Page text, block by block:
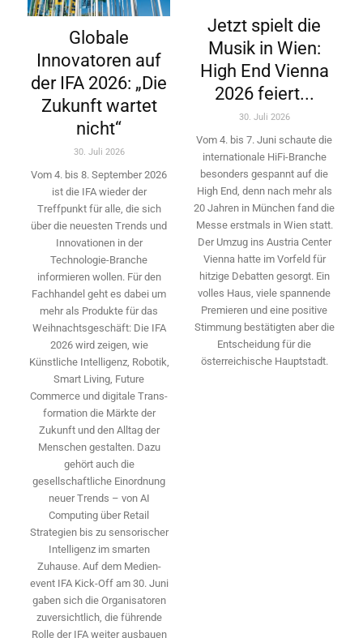
Globale
Innovatoren auf
der IFA 2026: „Die
Zukunft wartet
nicht“
30. Juli 2026
Vom 4. bis 8. September 2026
ist die IFA wieder der
Treffpunkt für alle, die sich
über die neuesten Trends und
Innovationen in der
Technologie-­Branche
informieren wollen. Für den
Fachhandel geht es dabei um
mehr als Produkte für das
Weihnachtsgeschäft: Die IFA
2026 wird ­zeigen, wie
Künstliche Intelligenz, Robotik,
Smart Living, Future
Commerce und digitale Trans­
formation die Märkte der
Zukunft und den Alltag der
Menschen gestalten. Dazu
gehört auch die
gesellschaftliche Einordnung
neuer Trends – von AI
Computing über Retail
Strategien bis zu sensorischer
Intelligenz im smarten
Zuhause. Auf dem Medien­
event IFA Kick-Off am 30. Juni
gaben sich die Organisatoren
zuversichtlich, die führende
Rolle der IFA weiter ausbauen
Jetzt spielt die
Musik in Wien:
High End Vienna
2026 feiert...
30. Juli 2026
Vom 4. bis 7. Juni schaute die
internationale HiFi-Branche
besonders gespannt auf die
High End, denn nach mehr als
20 Jahren in München fand die
Messe erstmals in Wien statt.
Der Umzug ins Austria Center
Vienna hatte im Vorfeld für
hitzige Debatten gesorgt. Ein
volles Haus, viele spannende
Premieren und eine positive
Stimmung bestätigten aber die
Entscheidung für die
österreichische Hauptstadt.